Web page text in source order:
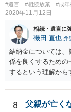
#遺言 #相続放棄 #成
2020年11月12日
相続・遺言に
磯田 直也 弁
結納金については、
係を良くするため
するという理解から
ことは困難です。
を依頼されるのも
8 父親が亡く